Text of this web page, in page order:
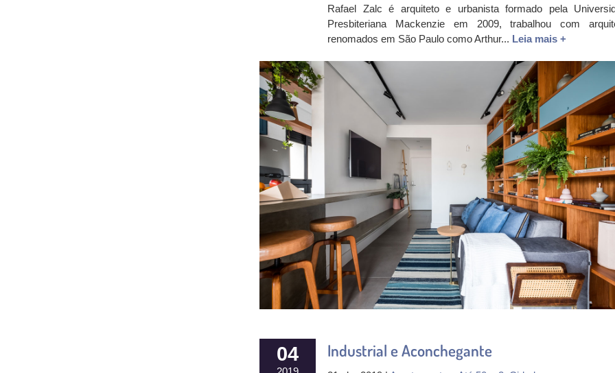
Rafael Zalc é arquiteto e urbanista formado pela
Presbiteriana Mackenzie em 2009, trabalhou com
renomados em São Paulo como Arthur... Leia mais +
04 Industrial e Aconchegante